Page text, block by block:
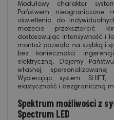
Modułowy charakter
Państwem nieograniczone
oświetlenia do
możecie przekształcić
dostosowując intensywność i
montaż pozwala na szybką i
bez konieczności
elektryczną. Dajemy
własnej,
Wybierając system SHIFT,
elastyczność i bezgraniczną
Spektrum możliwości z
Spectrum LED